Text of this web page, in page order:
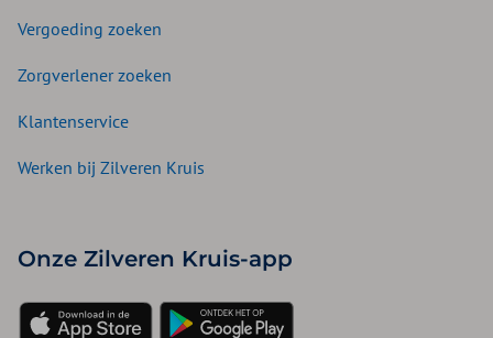
Vergoeding zoeken
Zorgverlener zoeken
Klantenservice
Werken bij Zilveren Kruis
Onze Zilveren Kruis-app